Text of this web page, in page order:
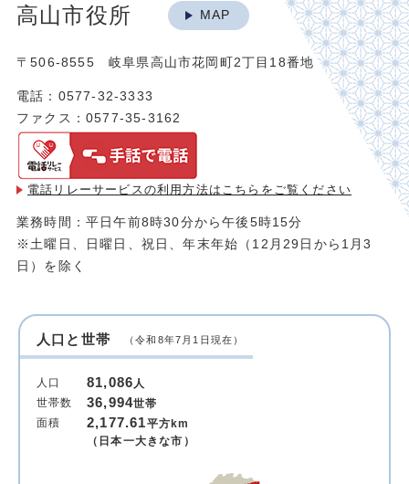
高山市役所 MAP
〒506-8555 岐阜県高山市花岡町2丁目18番地
電話：0577-32-3333
ファクス：0577-35-3162
電話リレーサービスの利用方法は こちらをご覧ください
業務時間：平日午前8時30分から午後5時15分
※土曜日、日曜日、祝日、年末年始（12月29日から1月3
日）を除く
人口と世帯 （令和8年7月1日現在）
人口 81,086人
世帯数
36,994世帯
面積
2,177.61平方km
（日本一大きな市）